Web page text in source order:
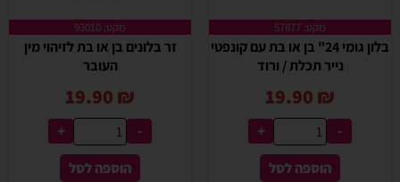
מקט: 57877
בלון גומי 24" בן או בת עם קונפטי
נייר תכלת / ורוד
19.90 ₪
-
+
הוספה לסל
מקט: 93010
זר בלונים בן או בת לזיהוי מין
העובר
19.90 ₪
-
+
הוספה לסל